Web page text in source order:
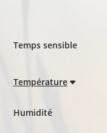
Temps sensible
Température
Humidité